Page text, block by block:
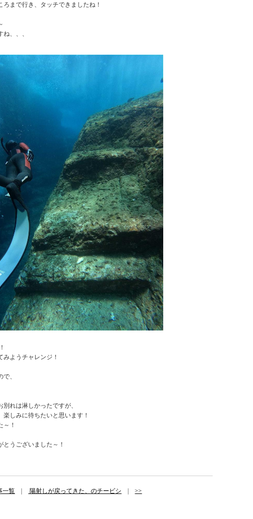
まで行き、タッチできましたね！
、、、
ようチャレンジ！
、
れは淋しかったですが、
しみに待ちたいと思います！
～！
うございました～！
一覧 陽射しが戻ってきた、のチービシ |>>